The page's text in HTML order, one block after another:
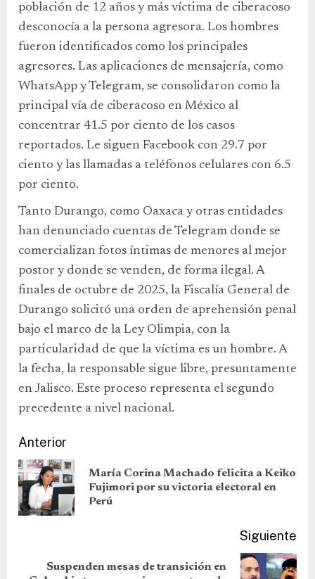
población de 12 años y más víctima de ciberacoso
desconocía a la persona agresora. Los hombres
fueron identificados como los principales
agresores. Las aplicaciones de mensajería, como
WhatsApp y Telegram, se consolidaron como la
principal vía de ciberacoso en México al
concentrar 41.5 por ciento de los casos
reportados. Le siguen Facebook con 29.7 por
ciento y las llamadas a teléfonos celulares con 6.5
por ciento.
Tanto Durango, como Oaxaca y otras entidades
han denunciado cuentas de Telegram donde se
comercializan fotos íntimas de menores al mejor
postor y donde se venden, de forma ilegal. A
finales de octubre de 2025, la Fiscalía General de
Durango solicitó una orden de aprehensión penal
bajo el marco de la Ley Olimpia, con la
particularidad de que la víctima es un hombre. A
la fecha, la responsable sigue libre, presuntamente
en Jalisco. Este proceso representa el segundo
precedente a nivel nacional.
Anterior
María Corina Machado felicita a Keiko
Fujimori por su victoria electoral en
Perú
Siguiente
Suspenden mesas de transición en